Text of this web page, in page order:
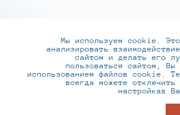
+7 (495) 737-6192, 8-
practice@infotecs.ru,
127273, г. Москва, Отрадная
Мы используем cookie.
анализировать
сайтом и делать его
пользоваться сайтом, Вы
использованием файлов cookie.
всегда можете
настройках